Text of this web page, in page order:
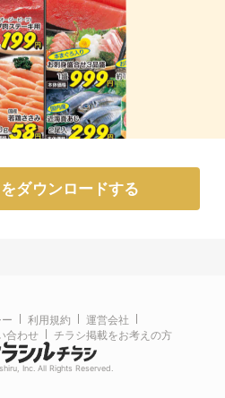
ダウンロードする
利用規約
運営会社
合わせ
チラシ掲載をお考えの方
Inc. All Rights Reserved.